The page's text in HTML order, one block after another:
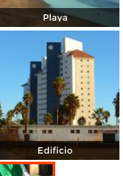
Playa
Edificio